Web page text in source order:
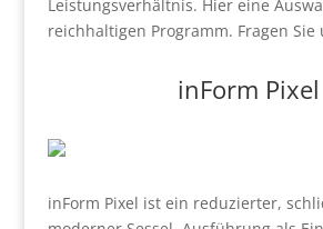
Leistungsverhältnis. Hier eine
reichhaltigen Programm. Fragen Sie
inForm Pixel
inForm Pixel ist ein reduzierter,